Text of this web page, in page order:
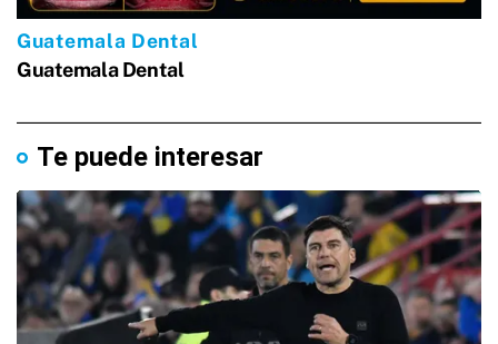
Te puede interesar